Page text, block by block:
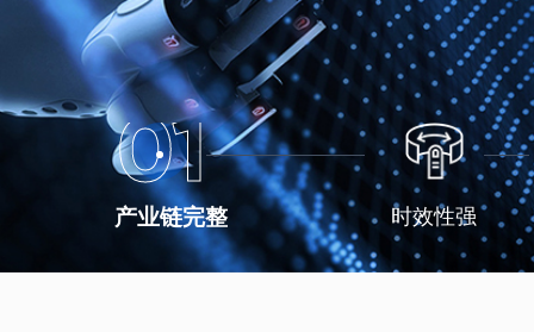
01
产业链完整 时效性强